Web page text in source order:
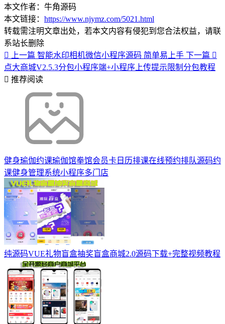
本文作者：牛角源码
本文链接： https://www.njymz.com/5021.html
转载需注明文章出处，若本文内容有侵犯到您合法权益，请联
系站长删除
上一篇 智能水印相机微信小程序源码 简单易上手 下一篇
点大商城V2.5.3分包小程序端+小程序上传提示限制分包教程
推荐阅读
健身瑜伽约课瑜伽馆拳馆会员卡日历排课在线预约排队源码约
课健身管理系统小程序多门店
纯源码VUE礼物盲盒抽奖盲盒商城2.0源码下载+完整视频教程